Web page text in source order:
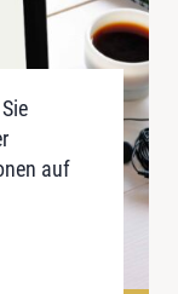
auf